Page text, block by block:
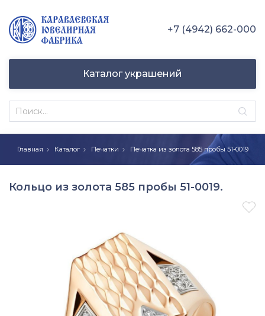
+7 (4942) 662-000
Каталог украшений
Главная Каталог Печатки Печатка из золота 585 пробы 51-0019
Кольцо из золота 585 пробы 51-0019.
